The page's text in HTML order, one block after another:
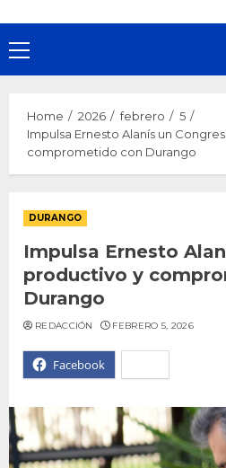
Primary
Menu
Home 2026 febrero
5
Impulsa Ernesto Alanís un
comprometido con Durango
DURANGO
Impulsa Ernesto
productivo y
Durango
Facebook
REDACCIÓN FEBRERO 5, 2026